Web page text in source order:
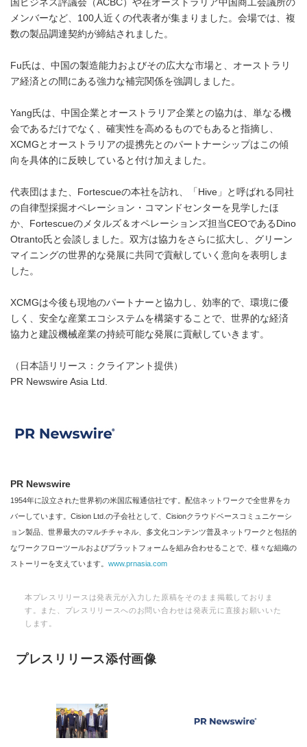
国ビジネス評議会（ACBC）や在オーストラリア中国商工会議所の
メンバーなど、100人近くの代表者が集まりました。会場では、複
数の製品調達契約が締結されました。
Fu氏は、中国の製造能力およびその広大な市場と、オーストラリ
ア経済との間にある強力な補完関係を強調しました。
Yang氏は、中国企業とオーストラリア企業との協力は、単なる機
会であるだけでなく、確実性を高めるものでもあると指摘し、
XCMGとオーストラリアの提携先とのパートナーシップはこの傾
向を具体的に反映していると付け加えました。
代表団はまた、Fortescueの本社を訪れ、「Hive」と呼ばれる同社
の自律型採掘オペレーション・コマンドセンターを見学したほ
か、Fortescueのメタルズ＆オペレーションズ担当CEOであるDino
Otranto氏と会談しました。双方は協力をさらに拡大し、グリーン
マイニングの世界的な発展に共同で貢献していく意向を表明しま
した。
XCMGは今後も現地のパートナーと協力し、効率的で、環境に優
しく、安全な産業エコシステムを構築することで、世界的な経済
協力と建設機械産業の持続可能な発展に貢献していきます。
（日本語リリース：クライアント提供）
PR Newswire Asia Ltd.
PR Newswire
1954年に設立された世界初の米国広報通信社です。配信ネットワークで全世界をカ
バーしています。Cision Ltd.の子会社として、Cisionクラウドベースコミュニケーシ
ョン製品、世界最大のマルチチャネル、多文化コンテンツ普及ネットワークと包括的
なワークフローツールおよびプラットフォームを組み合わせることで、様々な組織の
ストーリーを支えています。 www.prnasia.com
本プレスリリースは発表元が入力した原稿をそのまま掲載しておりま
す。また、プレスリリースへのお問い合わせは発表元に直接お願いいた
します。
プレスリリース添付画像